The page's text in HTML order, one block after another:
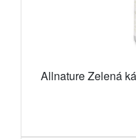
Allnature Zelená